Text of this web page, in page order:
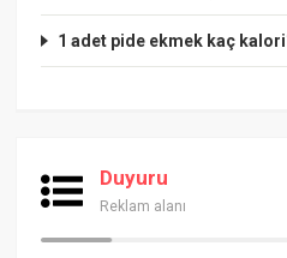
1 adet pide ekmek kaç
Duyuru
Reklam alanı